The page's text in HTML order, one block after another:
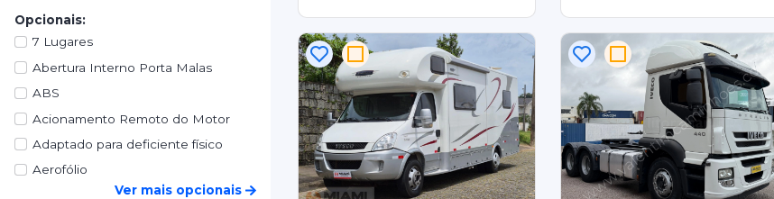
Opcionais:
7 Lugares
Abertura Interno Porta Malas
ABS
Acionamento Remoto do Motor
Adaptado para deficiente físico
Aerofólio
Ver mais opcionais